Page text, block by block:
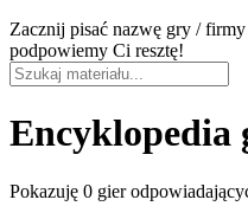
Zacznij pisać nazwę gry /
podpowiemy Ci resztę!
Encyklopedia
Pokazuję 0 gier